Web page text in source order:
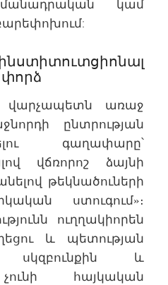
կամ
վարչապետն առաջ
ընտրության
գաղափարը՝
վճռորոշ ձայնի
թեկնածուների
ստուգում»։
ուղղակիորեն
և պետության
սկզբունքին և
հայկական